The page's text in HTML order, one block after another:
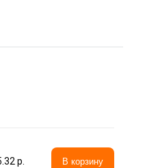
p. В корзину